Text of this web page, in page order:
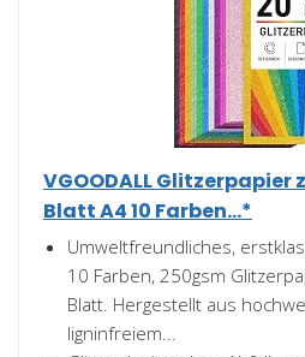
VGOODALL Glitzerpapier
Blatt A4 10 Farben...*
Umweltfreundliches,
10 Farben, 250gsm
Blatt. Hergestellt aus
ligninfreiem...